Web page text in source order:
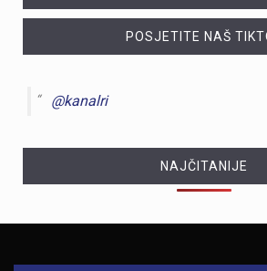
POSJETITE NAŠ
@kanalri
NAJČITANIJE